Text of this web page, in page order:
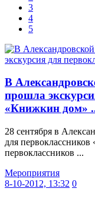
3
4
5
В
прошла
«Книжкин дом»
28 сентября в
для
первоклассников ...
Мероприятия
8-10-2012, 13:32 0